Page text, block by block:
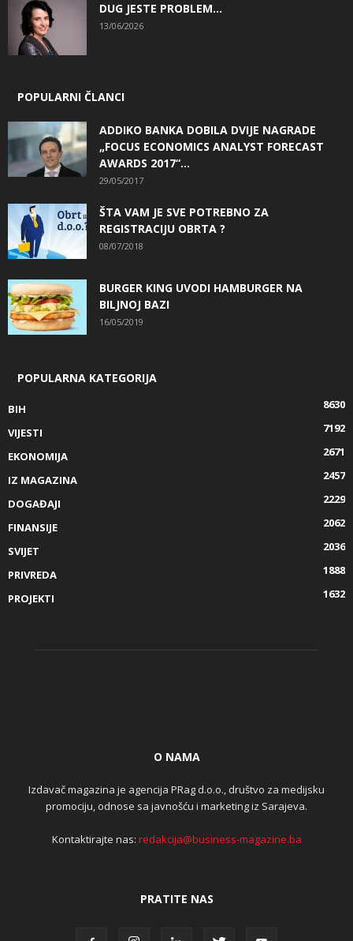
DUG JESTE PROBLEM…
13/06/2026
POPULARNI ČLANCI
ADDIKO BANKA DOBILA DVIJE NAGRADE
„FOCUS ECONOMICS ANALYST FORECAST
AWARDS 2017“...
29/05/2017
ŠTA VAM JE SVE POTREBNO ZA
REGISTRACIJU OBRTA ?
08/07/2018
BURGER KING UVODI HAMBURGER NA
BILJNOJ BAZI
16/05/2019
POPULARNA KATEGORIJA
BIH
8630
VIJESTI
7192
EKONOMIJA
2671
IZ MAGAZINA
2457
DOGAĐAJI
2229
FINANSIJE
2062
SVIJET
2036
PRIVREDA
1888
PROJEKTI
1632
O NAMA
Izdavač magazina je agencija PRag d.o.o., društvo za medijsku
promociju, odnose sa javnošću i marketing iz Sarajeva.
Kontaktirajte nas: redakcija@business-magazine.ba
PRATITE NAS